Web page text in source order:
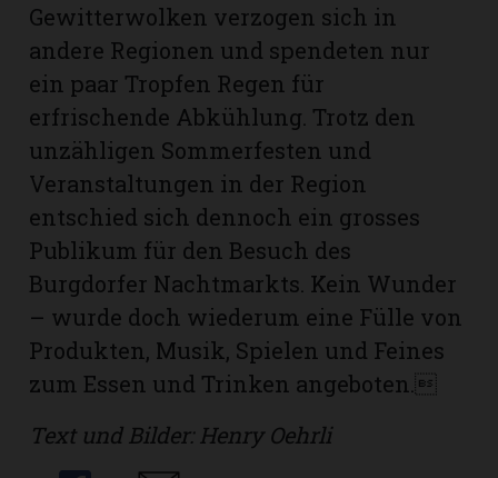
Gewitterwolken verzogen sich in
andere Regionen und spendeten nur
ein paar Tropfen Regen für
erfrischende Abkühlung. Trotz den
unzähligen Sommerfesten und
Veranstaltungen in der Region
entschied sich dennoch ein grosses
Publikum für den Besuch des
Burgdorfer Nachtmarkts. Kein Wunder
– wurde doch wiederum eine Fülle von
Produkten, Musik, Spielen und Feines
zum Essen und Trinken angeboten.
Text und Bilder: Henry Oehrli